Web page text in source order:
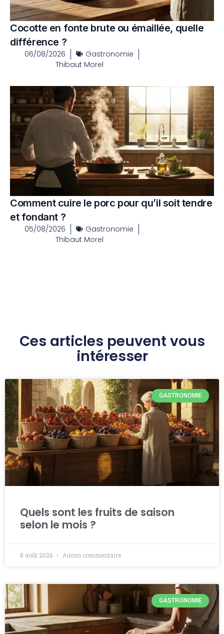
Cocotte en fonte brute ou émaillée, quelle
différence ?
06/08/2026
Gastronomie
Thibaut Morel
Comment cuire le porc pour qu’il soit tendre
et fondant ?
05/08/2026
Gastronomie
Thibaut Morel
Ces articles peuvent vous
intéresser
GASTRONOMIE
Quels sont les fruits de saison
selon le mois ?
8 août 2026 Aucun commentaire
GASTRONOMIE